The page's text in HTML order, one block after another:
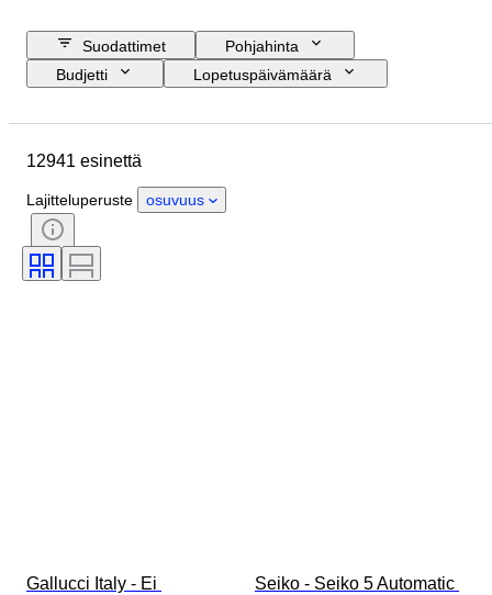
Suodattimet
Pohjahinta
Budjetti
Lopetuspäivämäärä
Esine
Sukupuoli
Ajanjakso
Sertifiointi
Painos
Rannekellon liike
12941 esinettä
Lajitteluperuste osuvuus
Gallucci Italy - Ei
Seiko - Seiko 5 Automatic